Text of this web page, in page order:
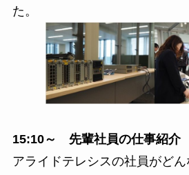
た。
15:10～ 先輩社員の仕事紹介
アライドテレシスの社員がど